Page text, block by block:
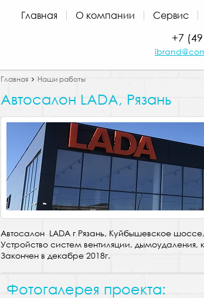
Главная О компании Сервис
+7
Главная Наши работы
Автосалон LADA, Рязань
Автосалон LADA г Рязань, Куйбышевское шоссе,
Устройство систем вентиляции, дымоудаления,
Закончен в декабре 2018г.
Фотогалерея проекта: